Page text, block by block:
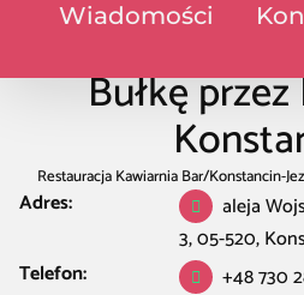
Wiadomości
Bułkę
Restauracja Kawiarnia Bar/Konstancin-
w Konstancin-Jeziorna/Bułkę
Adres:
aleja
3, 05-520,
Telefon:
+48 730